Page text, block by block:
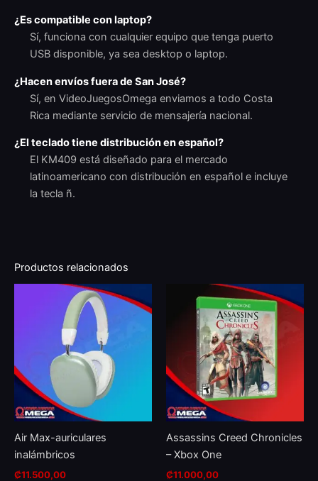
¿Es compatible con laptop?
Sí, funciona con cualquier equipo que tenga puerto
USB disponible, ya sea desktop o laptop.
¿Hacen envíos fuera de San José?
Sí, en VideoJuegosOmega enviamos a todo Costa
Rica mediante servicio de mensajería nacional.
¿El teclado tiene distribución en español?
El KM409 está diseñado para el mercado
latinoamericano con distribución en español e incluye
la tecla ñ.
Productos relacionados
Air Max-auriculares
inalámbricos
₡11.500,00
Assassins Creed Chronicles
– Xbox One
₡11.000,00